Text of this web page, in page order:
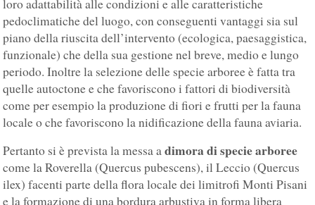
loro adattabilità alle condizioni e alle caratteristiche
pedoclimatiche del luogo, con conseguenti vantaggi sia sul
piano della riuscita dell’intervento (ecologica, paesaggistica,
funzionale) che della sua gestione nel breve, medio e lungo
periodo. Inoltre la selezione delle specie arboree è fatta tra
quelle autoctone e che favoriscono i fattori di biodiversità
come per esempio la produzione di fiori e frutti per la fauna
locale o che favoriscono la nidificazione della fauna aviaria.
Pertanto si è prevista la messa adimora di specie arboree
come la Roverella (Quercus pubescens), il Leccio (Quercus
ilex) facenti parte della flora locale dei limitrofi Monti Pisani
e la formazione di una bordura arbustiva in forma libera